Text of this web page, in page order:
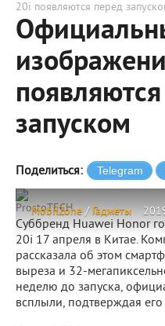
20i появляются перед
запуском
Поделиться:
MobilZone / Гаджеты
ProstoTECH
Суббренд Huawei Honor
20i 17 апреля в Китае.
рассказала об этом
выреза и 32-
неделю до запуска,
всплыли, подтверждая